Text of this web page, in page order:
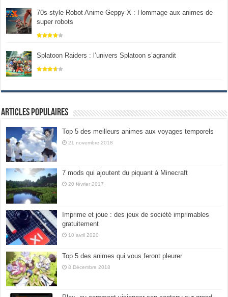
70s-style Robot Anime Geppy-X : Hommage aux animes de
super robots
Splatoon Raiders : l’univers Splatoon s’agrandit
Articles populaires
Top 5 des meilleurs animes aux voyages temporels
21 novembre 2018
7 mods qui ajoutent du piquant à Minecraft
20 février 2017
Imprime et joue : des jeux de société imprimables
gratuitement
10 avril 2020
Top 5 des animes qui vous feront pleurer
8 Décembre 2018